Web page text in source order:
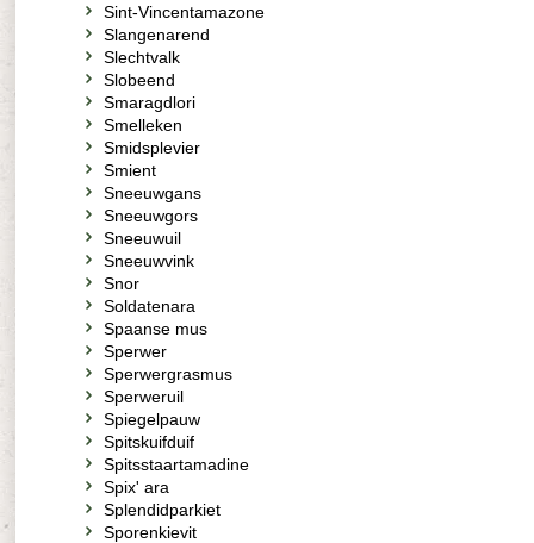
Sint-Vincentamazone
Slangenarend
Slechtvalk
Slobeend
Smaragdlori
Smelleken
Smidsplevier
Smient
Sneeuwgans
Sneeuwgors
Sneeuwuil
Sneeuwvink
Snor
Soldatenara
Spaanse mus
Sperwer
Sperwergrasmus
Sperweruil
Spiegelpauw
Spitskuifduif
Spitsstaartamadine
Spix' ara
Splendidparkiet
Sporenkievit